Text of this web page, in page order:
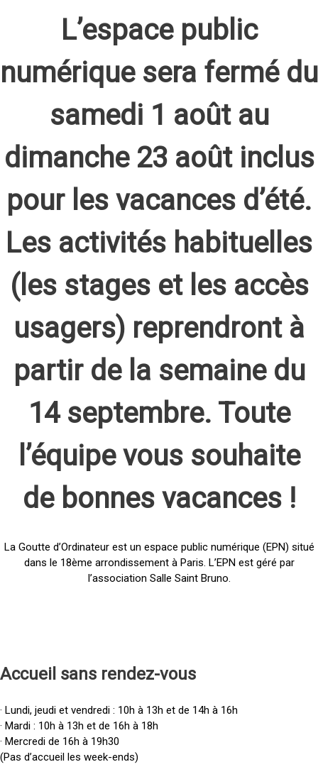
L’espace public
numérique sera fermé du
samedi 1 août au
dimanche 23 août inclus
pour les vacances d’été.
Les activités habituelles
(les stages et les accès
usagers) reprendront à
partir de la semaine du
14 septembre. Toute
l’équipe vous souhaite
de bonnes vacances !
La Goutte d’Ordinateur est un espace public numérique (EPN) situé
dans le 18ème arrondissement à Paris. L’EPN est géré par
l’association Salle Saint Bruno.
Accueil sans rendez-vous
· Lundi, jeudi et vendredi : 10h à 13h et de 14h à 16h
· Mardi : 10h à 13h et de 16h à 18h
· Mercredi de 16h à 19h30
(Pas d’accueil les week-ends)